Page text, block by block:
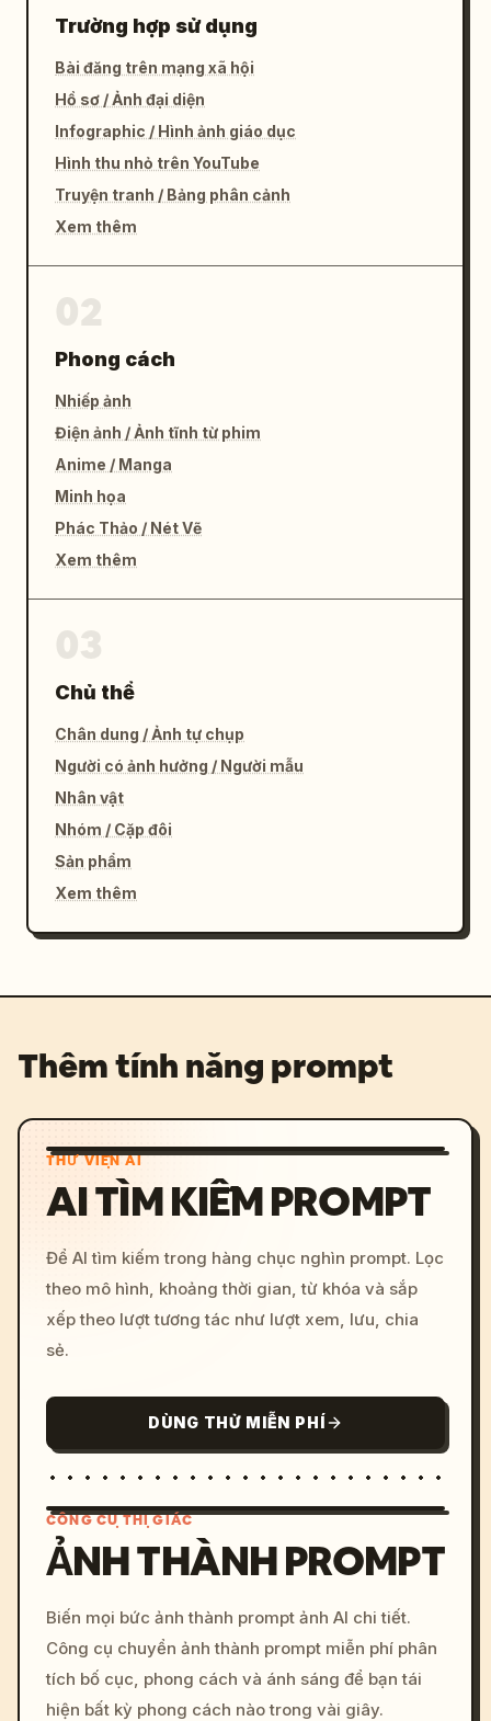
Trường hợp sử dụng
Bài đăng trên mạng xã hội
Hồ sơ / Ảnh đại diện
Infographic / Hình ảnh giáo dục
Hình thu nhỏ trên YouTube
Truyện tranh / Bảng phân cảnh
Xem thêm
Phong cách
Nhiếp ảnh
Điện ảnh / Ảnh tĩnh từ phim
Anime / Manga
Minh họa
Phác Thảo / Nét Vẽ
Xem thêm
Chủ thể
Chân dung / Ảnh tự chụp
Người có ảnh hưởng / Người mẫu
Nhân vật
Nhóm / Cặp đôi
Sản phẩm
Xem thêm
Thêm tính năng prompt
THƯ VIỆN AI
AI TÌM KIẾM PROMPT
Để AI tìm kiếm trong hàng chục nghìn prompt. Lọc
theo mô hình, khoảng thời gian, từ khóa và sắp
xếp theo lượt tương tác như lượt xem, lưu, chia
sẻ.
DÙNG THỬ MIỄN PHÍ
c, cyberpunk sunset, neon
colors, 8k --v 6.0
CÔNG CỤ THỊ GIÁC
ẢNH THÀNH PROMPT
Biến mọi bức ảnh thành prompt ảnh AI chi tiết.
Công cụ chuyển ảnh thành prompt miễn phí phân
tích bố cục, phong cách và ánh sáng để bạn tái
hiện bất kỳ phong cách nào trong vài giây.